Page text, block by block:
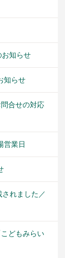
知らせ
知らせ
合せの対応
営業日
されました／
どもみらい